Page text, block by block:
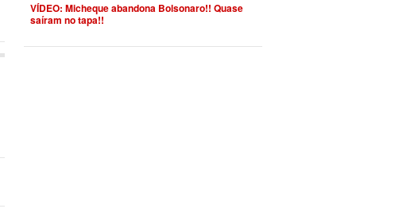
VÍDEO: Micheque abandona Bolsonaro!! Quase
saíram no tapa!!